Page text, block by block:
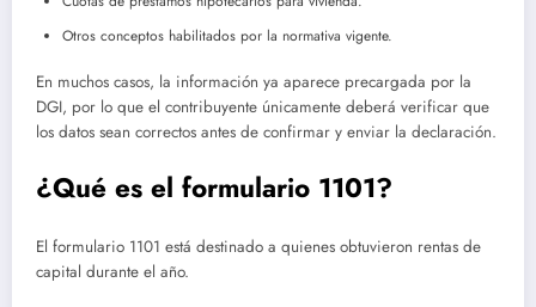
Otros conceptos habilitados por la normativa vigente.
En muchos casos, la información ya aparece precargada por la
DGI, por lo que el contribuyente únicamente deberá verificar que
los datos sean correctos antes de confirmar y enviar la declaración.
¿Qué es el formulario 1101?
El formulario 1101 está destinado a quienes obtuvieron rentas de
capital durante el año.